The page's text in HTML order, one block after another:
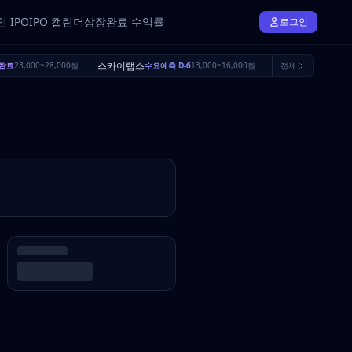
IPOIPO 캘린더상장완료 수익률 로그인
료23,000~28,000원 스카이랩스수요예측 D-613,000~16,000원 브릴스 수요예측 D-23
전체